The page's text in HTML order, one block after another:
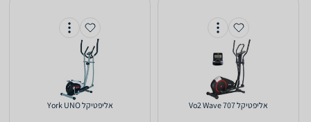
אליפטיקל Vo2 Wave 707 אליפטיקל York UNO